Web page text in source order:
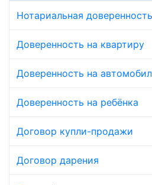
Нотариальная доверенность
Доверенность на квартиру
Доверенность на
Доверенность на ребёнка
Договор купли-продажи
Договор дарения